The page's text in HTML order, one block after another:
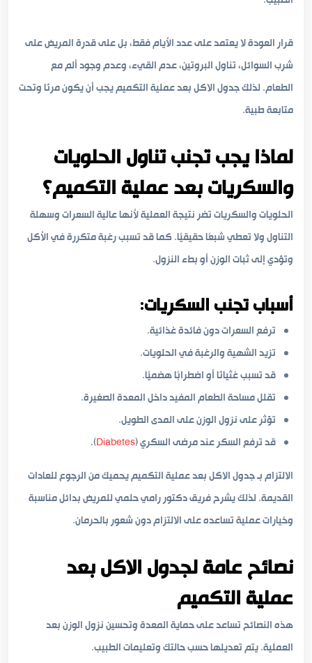
قرار العودة لا يعتمد على عدد الأيام فقط، بل على قدرة المريض على
شرب السوائل، تناول البروتين، عدم القيء، وعدم وجود ألم مع
الطعام. لذلك جدول الاكل بعد عملية التكميم يجب أن يكون مرنًا وتحت
متابعة طبية.
لماذا يجب تجنب تناول الحلويات
والسكريات بعد عملية التكميم؟
الحلويات والسكريات تضر نتيجة العملية لأنها عالية السعرات وسهلة
التناول ولا تعطي شبعًا حقيقيًا. كما قد تسبب رغبة متكررة في الأكل
وتؤدي إلى ثبات الوزن أو بطء النزول.
أسباب تجنب السكريات:
ترفع السعرات دون فائدة غذائية.
تزيد الشهية والرغبة في الحلويات.
قد تسبب غثيانًا أو اضطرابًا هضميًا.
تقلل مساحة الطعام المفيد داخل المعدة الصغيرة.
تؤثر على نزول الوزن على المدى الطويل.
قد ترفع السكر عند مرضى السكري (Diabetes
).
الالتزام بـ جدول الاكل بعد عملية التكميم يحميك من الرجوع للعادات
القديمة. لذلك يشرح فريق دكتور رامي حلمي للمريض بدائل مناسبة
وخيارات عملية تساعده على الالتزام دون شعور بالحرمان.
نصائح عامة لجدول الاكل بعد
عملية التكميم
هذه النصائح تساعد على حماية المعدة وتحسين نزول الوزن بعد
العملية. يتم تعديلها حسب حالتك وتعليمات الطبيب.